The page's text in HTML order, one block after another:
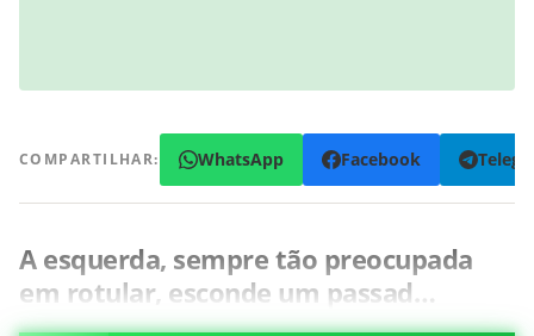
COMPARTILHAR: WhatsApp Facebook
A esquerda, sempre tão preocupada
em rotular, esconde um passad…